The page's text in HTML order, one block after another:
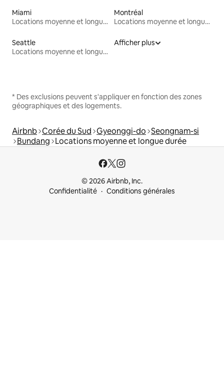
Miami
Locations moyenne et longue durée
Montréal
Locations moyenne et longue durée
Seattle
Locations moyenne et longue durée
Afficher plus
* Des exclusions peuvent s'appliquer en fonction des zones
géographiques et des logements.
Airbnb Corée du Sud Gyeonggi-do Seongnam-si
Bundang Locations moyenne et longue durée
© 2026 Airbnb, Inc.
Confidentialité
Conditions générales